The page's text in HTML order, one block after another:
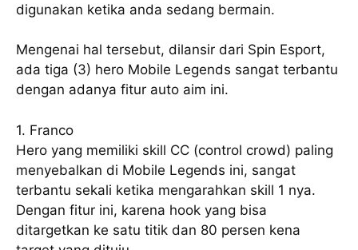
digunakan ketika anda sedang bermain.
Mengenai hal tersebut, dilansir dari Spin Esport,
ada tiga (3) hero Mobile Legends sangat terbantu
dengan adanya fitur auto aim ini.
1. Franco
Hero yang memiliki skill CC (control crowd) paling
menyebalkan di Mobile Legends ini, sangat
terbantu sekali ketika mengarahkan skill 1 nya.
Dengan fitur ini, karena hook yang bisa
ditargetkan ke satu titik dan 80 persen kena